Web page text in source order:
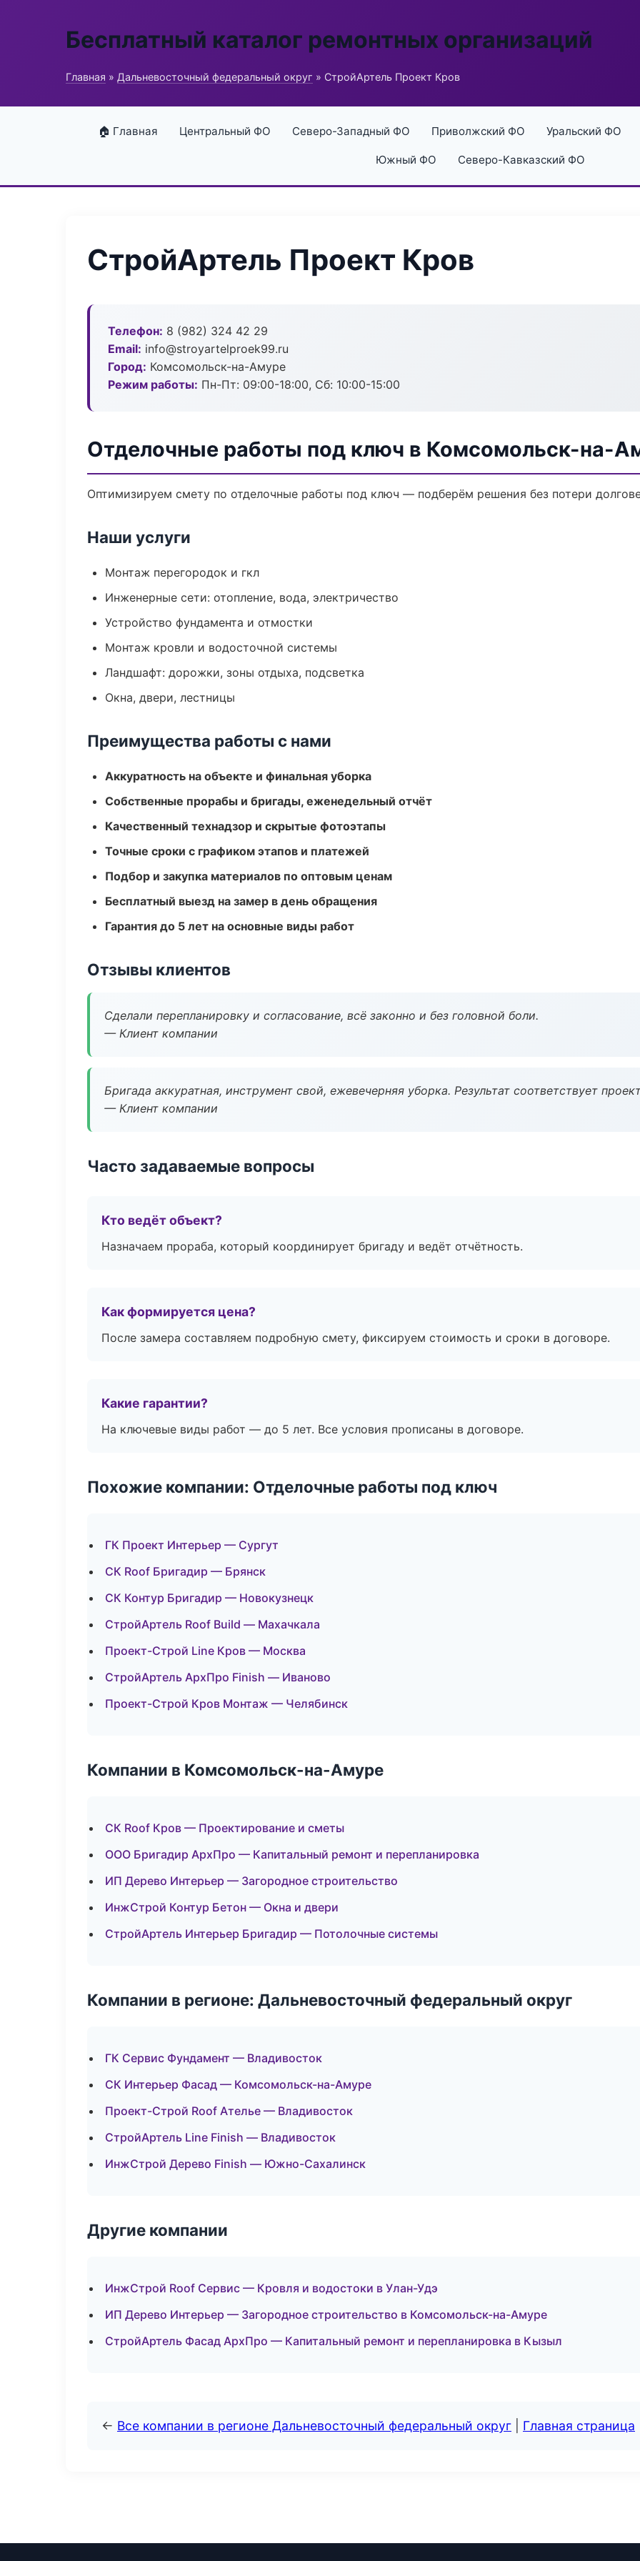
Бесплатный каталог ремонтных организаций
Главная » Дальневосточный федеральный округ » СтройАртель Проект Кров
🏠 Главная Центральный ФО Северо-Западный ФО Приволжский ФО Уральский ФО
Южный ФО Северо-Кавказский ФО
СтройАртель Проект Кров
Телефон: 8 (982) 324 42 29
Email: info@stroyartelproek99.ru
Город: Комсомольск-на-Амуре
Режим работы: Пн-Пт: 09:00-18:00, Сб: 10:00-15:00
Отделочные работы под ключ в Комсомольск-на-
Оптимизируем смету по отделочные работы под ключ — подберём решения без потери
Наши услуги
Монтаж перегородок и гкл
Инженерные сети: отопление, вода, электричество
Устройство фундамента и отмостки
Монтаж кровли и водосточной системы
Ландшафт: дорожки, зоны отдыха, подсветка
Окна, двери, лестницы
Преимущества работы с нами
Аккуратность на объекте и финальная уборка
Собственные прорабы и бригады, еженедельный отчёт
Качественный технадзор и скрытые фотоэтапы
Точные сроки с графиком этапов и платежей
Подбор и закупка материалов по оптовым ценам
Бесплатный выезд на замер в день обращения
Гарантия до 5 лет на основные виды работ
Отзывы клиентов
Сделали перепланировку и согласование, всё законно и без головной боли.
— Клиент компании
Бригада аккуратная, инструмент свой, ежевечерняя уборка. Результат соответствует
— Клиент компании
Часто задаваемые вопросы
Кто ведёт объект?
Назначаем прораба, который координирует бригаду и ведёт отчётность.
Как формируется цена?
После замера составляем подробную смету, фиксируем стоимость и сроки в договоре.
Какие гарантии?
На ключевые виды работ — до 5 лет. Все условия прописаны в договоре.
Похожие компании: Отделочные работы под ключ
ГК Проект Интерьер — Сургут
СК Roof Бригадир — Брянск
СК Контур Бригадир — Новокузнецк
СтройАртель Roof Build — Махачкала
Проект-Строй Line Кров — Москва
СтройАртель АрхПро Finish — Иваново
Проект-Строй Кров Монтаж — Челябинск
Компании в Комсомольск-на-Амуре
СК Roof Кров — Проектирование и сметы
ООО Бригадир АрхПро — Капитальный ремонт и перепланировка
ИП Дерево Интерьер — Загородное строительство
ИнжСтрой Контур Бетон — Окна и двери
СтройАртель Интерьер Бригадир — Потолочные системы
Компании в регионе: Дальневосточный федеральный округ
ГК Сервис Фундамент — Владивосток
СК Интерьер Фасад — Комсомольск-на-Амуре
Проект-Строй Roof Ателье — Владивосток
СтройАртель Line Finish — Владивосток
ИнжСтрой Дерево Finish — Южно-Сахалинск
Другие компании
ИнжСтрой Roof Сервис — Кровля и водостоки в Улан-Удэ
ИП Дерево Интерьер — Загородное строительство в Комсомольск-на-Амуре
СтройАртель Фасад АрхПро — Капитальный ремонт и перепланировка в Кызыл
← Все компании в регионе Дальневосточный федеральный округ Главная страница